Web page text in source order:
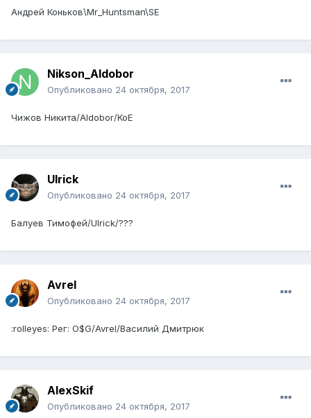
Андрей Коньков\Mr_Huntsman\SE
Nikson_Aldobor
Опубликовано 24 октября, 2017
Чижов Никита/Aldobor/KoE
Ulrick
Опубликовано 24 октября, 2017
Балуев Тимофей/Ulrick/???
Avrel
Опубликовано 24 октября, 2017
:rolleyes: Рег: O$G/Avrel/Василий Дмитрюк
AlexSkif
Опубликовано 24 октября, 2017